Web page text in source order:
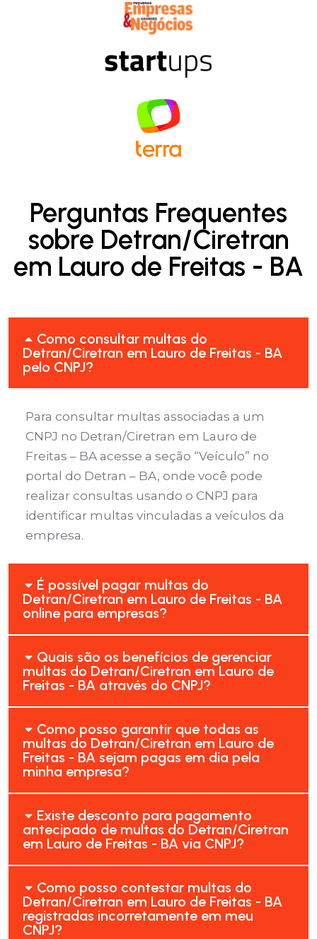
Perguntas Frequentes
sobre Detran/Ciretran
em Lauro de Freitas - BA
Como consultar multas do
Detran/Ciretran em Lauro de Freitas - BA
pelo CNPJ?
Para consultar multas associadas a um
CNPJ no Detran/Ciretran em Lauro de
Freitas – BA acesse a seção “Veículo” no
portal do Detran – BA, onde você pode
realizar consultas usando o CNPJ para
identificar multas vinculadas a veículos da
empresa.
É possível pagar multas do
Detran/Ciretran em Lauro de Freitas - BA
online para empresas?
Quais são os benefícios de gerenciar
multas do Detran/Ciretran em Lauro de
Freitas - BA através do CNPJ?
Como posso garantir que todas as
multas do Detran/Ciretran em Lauro de
Freitas - BA sejam pagas em dia pela
minha empresa?
Existe desconto para pagamento
antecipado de multas do Detran/Ciretran
em Lauro de Freitas - BA via CNPJ?
Como posso contestar multas do
Detran/Ciretran em Lauro de Freitas - BA
registradas incorretamente em meu
CNPJ?